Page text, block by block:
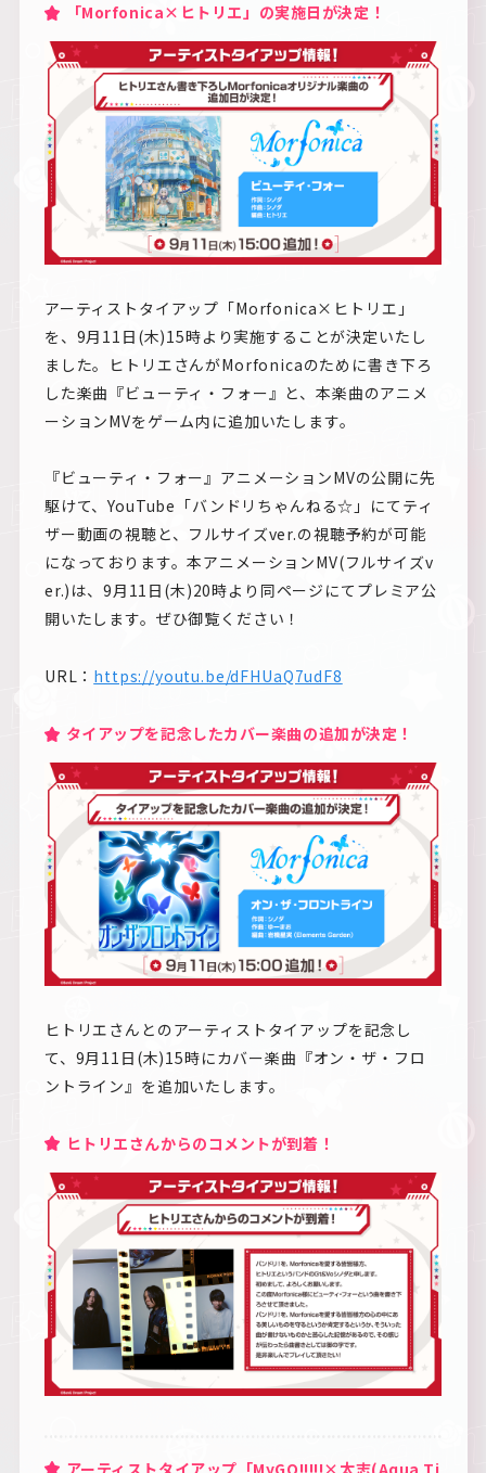
「Morfonica×ヒトリエ」の実施日が決定！
アーティストタイアップ「Morfonica×ヒトリエ」
を、9月11日(木)15時より実施することが決定いたし
ました。ヒトリエさんがMorfonicaのために書き下ろ
した楽曲『ビューティ・フォー』と、本楽曲のアニメ
ーションMVをゲーム内に追加いたします。
『ビューティ・フォー』アニメーションMVの公開に先
駆けて、YouTube「バンドリちゃんねる☆」にてティ
ザー動画の視聴と、フルサイズver.の視聴予約が可能
になっております。本アニメーションMV(フルサイズv
er.)は、9月11日(木)20時より同ページにてプレミア公
開いたします。ぜひ御覧ください！
URL： https://youtu.be/dFHUaQ7udF8
タイアップを記念したカバー楽曲の追加が決定！
ヒトリエさんとのアーティストタイアップを記念し
て、9月11日(木)15時にカバー楽曲『オン・ザ・フロ
ントライン』を追加いたします。
ヒトリエさんからのコメントが到着！
アーティストタイアップ「MyGO!!!!!×太志(Aqua Ti